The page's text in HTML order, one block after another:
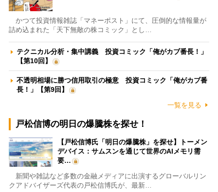
かつて投資情報雑誌「マネーポスト」にて、圧倒的な情報量が
詰め込まれた「天下無敵の株コミック」とし…
テクニカル分析・集中講義 投資コミック「俺がカブ番長！」
【第10回】
不透明相場に勝つ信用取引の極意 投資コミック「俺がカブ番
長！」【第9回】
一覧を見る
戸松信博の明日の爆騰株を探せ！
【戸松信博氏「明日の爆騰株」を探せ】トーメン
デバイス：サムスンを通じて世界のAIメモリ需
要…
新聞や雑誌など多数の金融メディアに出演するグローバルリン
クアドバイザーズ代表の戸松信博氏が、最新…